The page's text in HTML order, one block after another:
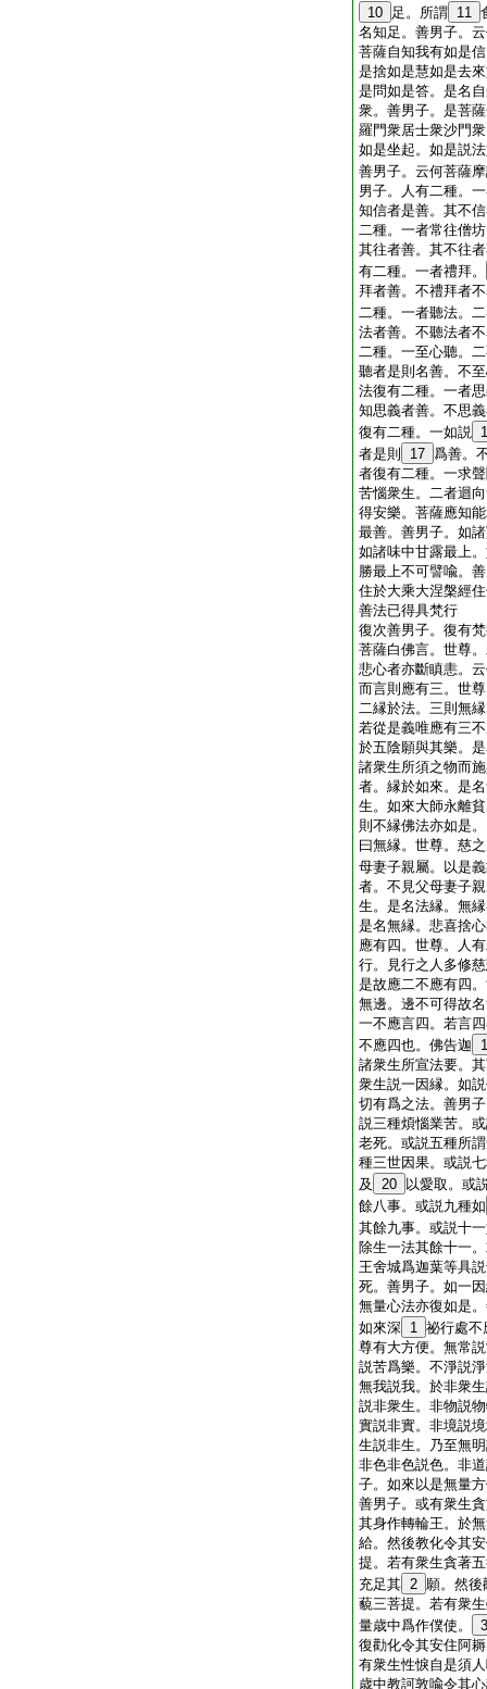
10 足。所謂 11
名知足。善男子。
菩薩自知我有如是
是捨如是慧如是去
是問如是答。是名
衆。善男子。是菩
羅門衆居士衆沙門
如是坐起。如是説
善男子。云何菩薩
男子。人有二種。
知信者是善。其不
二種。一者常往僧
其往者善。其不往
有二種。一者禮拜。
拜者善。不禮拜者
二種。一者聽法。
法者善。不聽法者
二種。一至心聽。
聽者是則名善。不
法復有二種。一者
知思義者善。不思
復有二種。一如説
者是則
17 爲善。
者復有二種。一求
苦惱衆生。二者迴
得安樂。菩薩應知
最善。善男子。如
如諸味中甘露最上
勝最上不可譬喩。
住於大乘大涅槃經
善法已得具梵行
復次善男子。復有
菩薩白佛言。世尊
悲心者亦斷瞋恚。
而言則應有三。世
二縁於法。三則無
若從是義唯應有三
於五陰願與其樂。
諸衆生所須之物而
者。縁於如來。是
生。如來大師永離
則不縁佛法亦如是
曰無縁。世尊。慈
母妻子親屬。以是
者。不見父母妻子
生。是名法縁。無
是名無縁。悲喜捨
應有四。世尊。人
行。見行之人多修
是故應二不應有四
無邊。邊不可得故
一不應言四。若言
不應四也。佛告迦
諸衆生所宣法要。
衆生説一因縁。如
切有爲之法。善男
説三種煩惱業苦。
老死。或説五種所
種三世因果。或説
及
20
以愛取。或
餘八事。或説九種如
其餘九事。或説十
除生一法其餘十一
王舍城爲迦葉等具
死。善男子。如一
無量心法亦復如是
如來深 1 祕行處不
尊有大方便。無常
説苦爲樂。不淨説
無我説我。於非衆
説非衆生。非物説
實説非實。非境説
生説非生。乃至無
非色非色説色。非
子。如來以是無量
善男子。或有衆生
其身作轉輪王。於
給。然後教化令其
提。若有衆生貪著
充足其 2 願。然後
藐三菩提。若有衆
量歳中爲作僕使。
3
復勸化令其安住阿
有衆生性悷自是須
歳中教訶敦喩令其